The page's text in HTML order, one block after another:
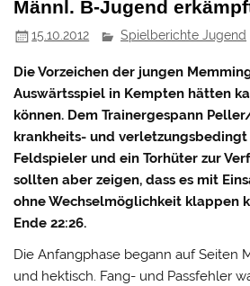
Männl. B-Jugend
15.10.2012 Spielberichte Jugend
Die Vorzeichen der jungen
Auswärtsspiel in Kempten hätten
können. Dem Trainergespann
krankheits- und
Feldspieler und ein Torhüter zur
sollten aber zeigen, dass es mit
ohne Wechselmöglichkeit klappen
Ende 22:26.
Die Anfangphase begann auf Seiten
und hektisch. Fang- und Passfehler